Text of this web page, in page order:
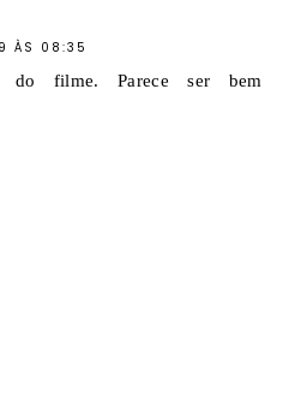
ÀS 08:35
do filme. Parece ser bem